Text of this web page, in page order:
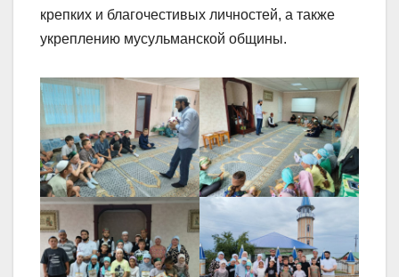
крепких и благочестивых личностей, а также
укреплению мусульманской общины.